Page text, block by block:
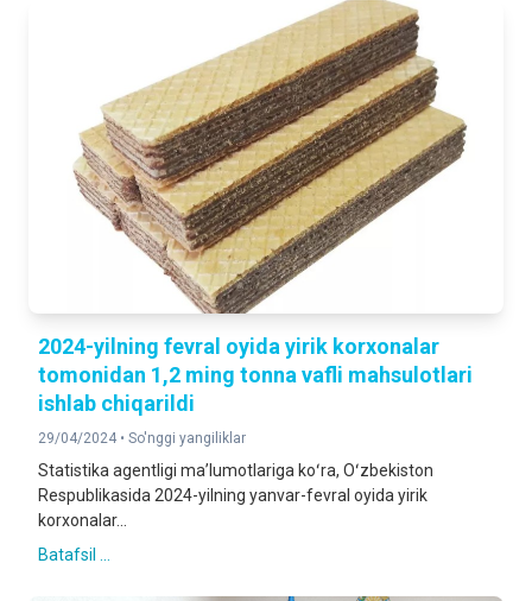
2024-yilning fevral oyida yirik korxonalar
tomonidan 1,2 ming tonna vafli mahsulotlari
ishlab chiqarildi
29/04/2024 • So'nggi yangiliklar
Statistika agentligi maʼlumotlariga koʻra, Oʻzbekiston
Respublikasida 2024-yilning yanvar-fevral oyida yirik
korxonalar...
Batafsil ...